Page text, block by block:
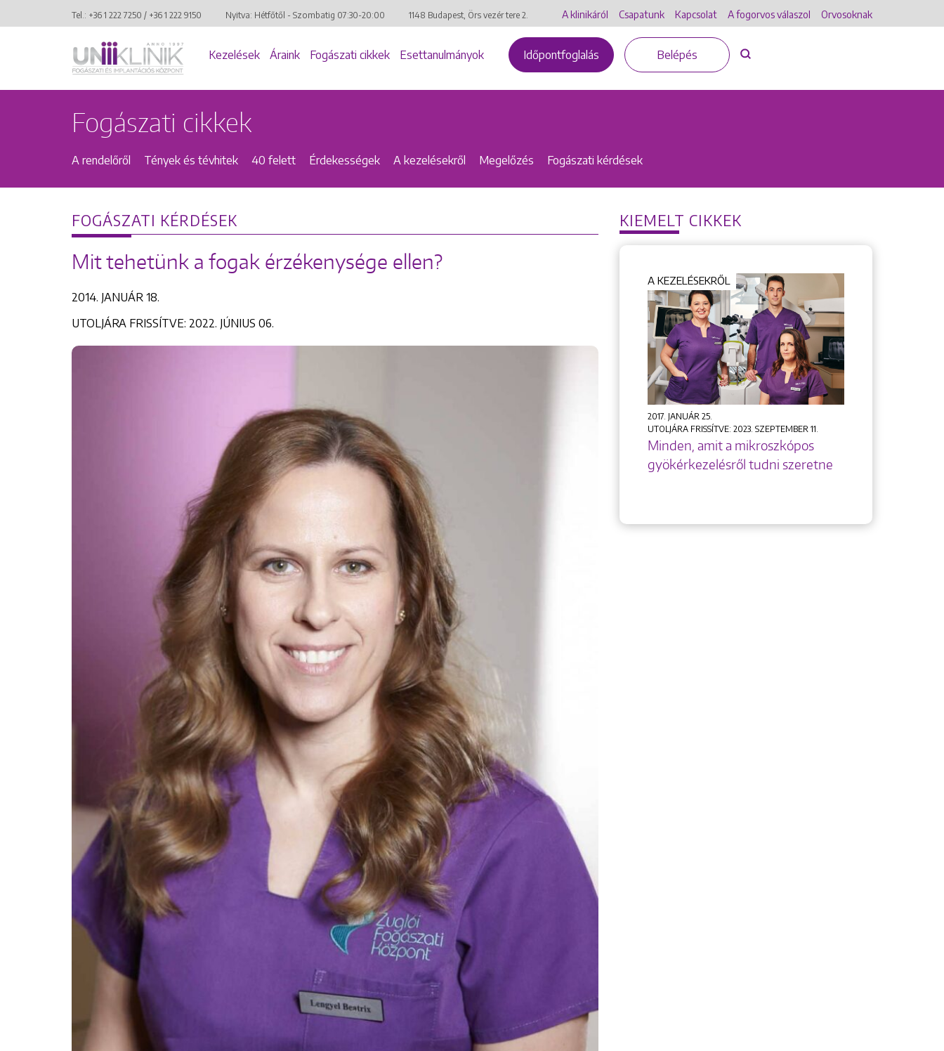
Tel.: +36 1 222 7250 / +36 1 222 9150 Nyitva: Hétfőtől - Szombatig 07:30-20:00 1148 Budapest, Örs vezér tere 2. A klinikáról Csapatunk Kapcsolat A fogorvos válaszol Orvosoknak
Kezelések Áraink Fogászati cikkek Esettanulmányok Időpontfoglalás Belépés
Fogászati cikkek
A rendelőről Tények és tévhitek 40 felett Érdekességek A kezelésekről Megelőzés Fogászati kérdések
FOGÁSZATI KÉRDÉSEK
Mit tehetünk a fogak érzékenysége ellen?
2014. JANUÁR 18.
UTOLJÁRA FRISSÍTVE: 2022. JÚNIUS 06.
KIEMELT CIKKEK
A KEZELÉSEKRŐL
2017. JANUÁR 25.
UTOLJÁRA FRISSÍTVE: 2023. SZEPTEMBER 11.
Minden, amit a mikroszkópos
gyökérkezelésről tudni szeretne